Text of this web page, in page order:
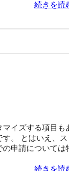
続きを読
マイズする項目も
。 とはいえ、ス
の申請については
続きを読